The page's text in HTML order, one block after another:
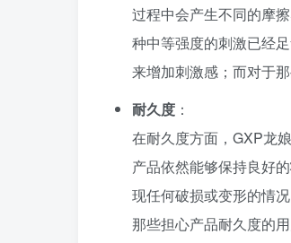
过程中会产生不同的摩
种中等强度的刺激已经
来增加刺激感；而对于
耐久度 ：
在耐久度方面，GXP龙
产品依然能够保持良好
现任何破损或变形的情
那些担心产品耐久度的